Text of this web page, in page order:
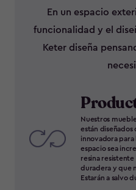
En un espacio
funcionalidad y el
Keter diseña
Nuestros
están diseñados
innovadora
espacio sea
resina resistente
duradera y que
Estarán a salvo